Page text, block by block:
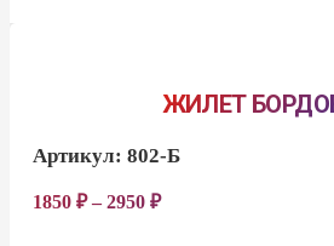
ЖИЛЕТ
Артикул:802-Б
1850₽–2950₽